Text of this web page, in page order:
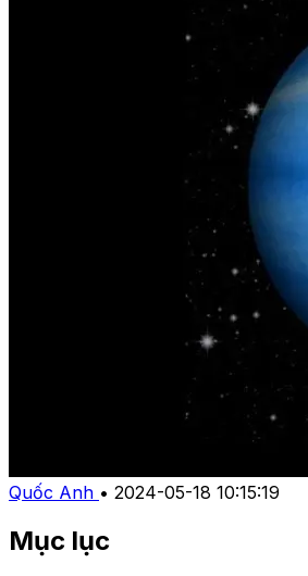
Quốc Anh • 2024-05-18 10:15:19
Mục lục